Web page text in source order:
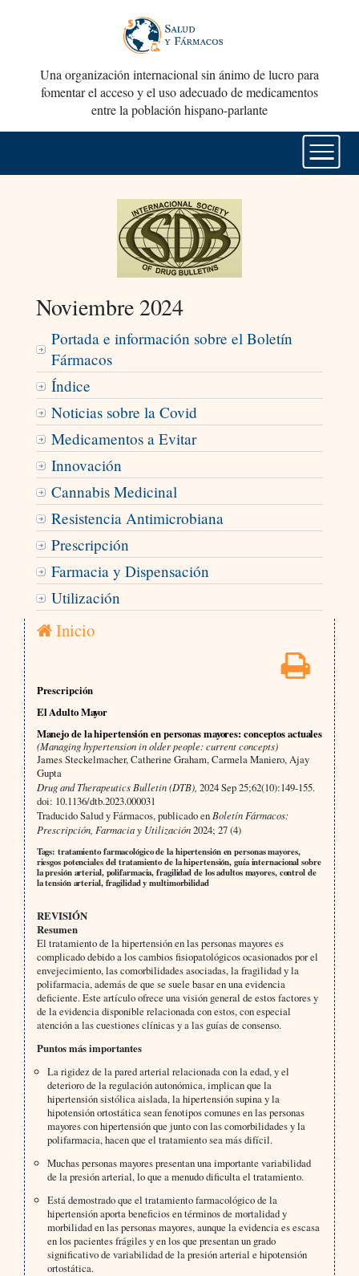
Una organización internacional sin ánimo de lucro para
fomentar el acceso y el uso adecuado de medicamentos
entre la población hispano-parlante
Noviembre 2024
Portada e información sobre el Boletín
Fármacos
Índice
Noticias sobre la Covid
Medicamentos a Evitar
Innovación
Cannabis Medicinal
Resistencia Antimicrobiana
Prescripción
Farmacia y Dispensación
Utilización
Inicio
Prescripción
El Adulto Mayor
Manejo de la hipertensión en personas mayores: conceptos actuales
(Managing hypertension in older people: current concepts)
James Steckelmacher, Catherine Graham, Carmela Maniero, Ajay
Gupta
Drug and Therapeutics Bulletin (DTB), 2024 Sep 25;62(10):149-155.
doi: 10.1136/dtb.2023.000031
Traducido Salud y Fármacos, publicado en Boletín Fármacos:
Prescripción, Farmacia y Utilización2024; 27 (4)
Tags: tratamiento farmacológico de la hipertensión en personas mayores,
riesgos potenciales del tratamiento de la hipertensión, guía internacional sobre
la presión arterial, polifarmacia, fragilidad de los adultos mayores, control de
la tensión arterial, fragilidad y multimorbilidad
REVISIÓN
Resumen
El tratamiento de la hipertensión en las personas mayores es
complicado debido a los cambios fisiopatológicos ocasionados por el
envejecimiento, las comorbilidades asociadas, la fragilidad y la
polifarmacia, además de que se suele basar en una evidencia
deficiente. Este artículo ofrece una visión general de estos factores y
de la evidencia disponible relacionada con estos, con especial
atención a las cuestiones clínicas y a las guías de consenso.
Puntos más importantes
La rigidez de la pared arterial relacionada con la edad, y el
deterioro de la regulación autonómica, implican que la
hipertensión sistólica aislada, la hipertensión supina y la
hipotensión ortostática sean fenotipos comunes en las personas
mayores con hipertensión que junto con las comorbilidades y la
polifarmacia, hacen que el tratamiento sea más difícil.
Muchas personas mayores presentan una importante variabilidad
de la presión arterial, lo que a menudo dificulta el tratamiento.
Está demostrado que el tratamiento farmacológico de la
hipertensión aporta beneficios en términos de mortalidad y
morbilidad en las personas mayores, aunque la evidencia es escasa
en los pacientes frágiles y en los que presentan un grado
significativo de variabilidad de la presión arterial e hipotensión
ortostática.